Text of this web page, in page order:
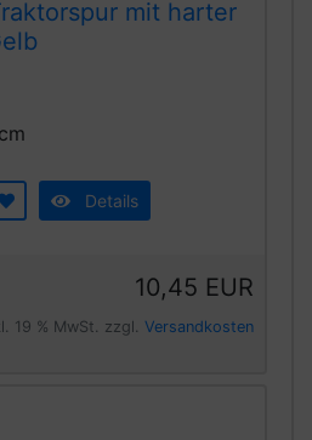
mit harter
Details
10,45 EUR
19 % MwSt. zzgl. Versandkosten